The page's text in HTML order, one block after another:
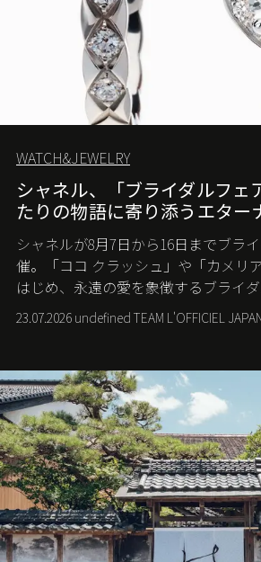
WATCH&JEWELRY
シャネル、「ブライダルフェ
たりの物語に寄り添うエター
シャネルが8月7日から16日までブラ
催。「ココ クラッシュ」や「カメリ
はじめ、永遠の愛を象徴するブライダ
23.07.2026 undefined TEAM L'OFFICIEL